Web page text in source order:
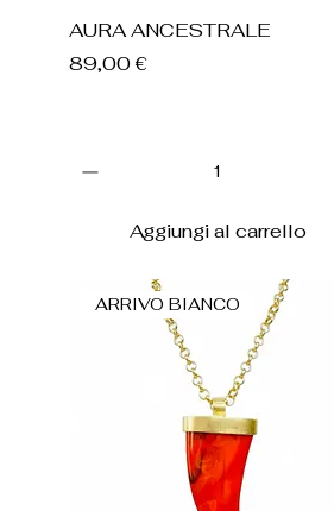
Vista rapida
AURA ANCESTRALE
Prezzo
89,00 €
Aggiungi al carrello
ARRIVO BIANCO